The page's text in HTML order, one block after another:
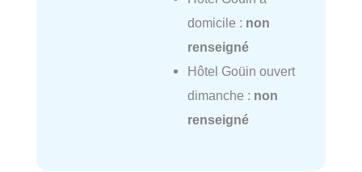
domicile : non
renseigné
Hôtel Goüin ouvert
dimanche : non
renseigné